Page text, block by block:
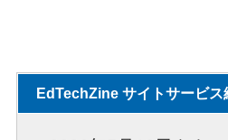
EdTechZine サイトサービス